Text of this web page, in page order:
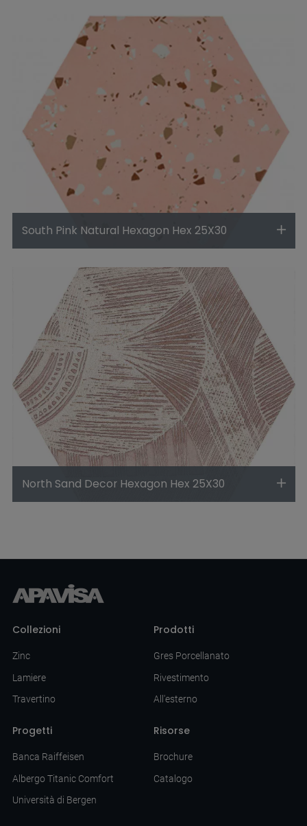
South Pink Natural Hexagon Hex 25X30
North Sand Decor Hexagon Hex 25X30
Collezioni
Zinc
Lamiere
Travertino
Prodotti
Gres Porcellanato
Rivestimento
All'esterno
Progetti
Banca Raiffeisen
Albergo Titanic Comfort
Università di Bergen
Risorse
Brochure
Catalogo